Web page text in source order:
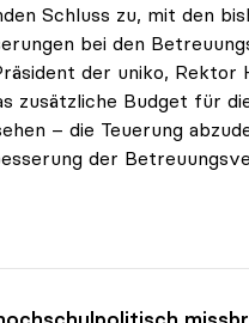
Schluss zu, mit den
bei den
der uniko, Rektor
zusätzliche Budget für
– die Teuerung
der